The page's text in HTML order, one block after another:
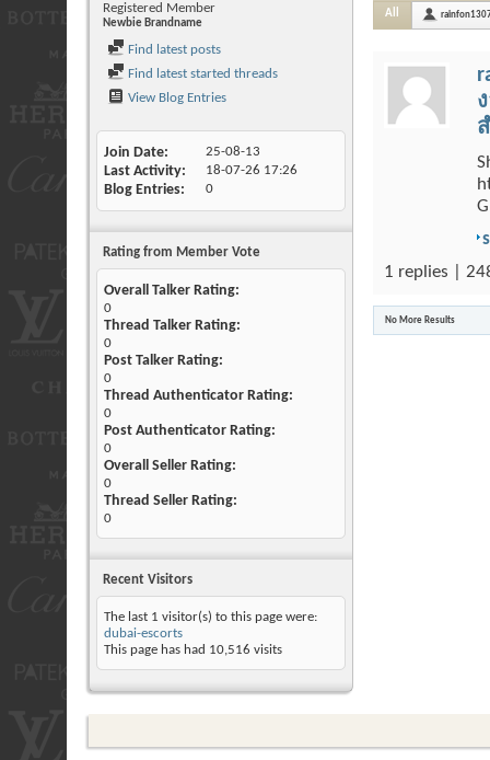
Registered Member
Newbie Brandname
Find latest posts
Find latest started threads
View Blog Entries
Join Date 25-08-13
Last Activity 18-07-26 17:26
Blog Entries 0
Rating from Member Vote
Overall Talker Rating:
0
Thread Talker Rating:
0
Post Talker Rating:
0
Thread Authenticator Rating:
0
Post Authenticator Rating:
0
Overall Seller Rating:
0
Thread Seller Rating:
0
Recent Visitors
The last 1 visitor(s) to this page were:
dubai-escorts
This page has had 10,516 visits
All
1 replies |
No More Results